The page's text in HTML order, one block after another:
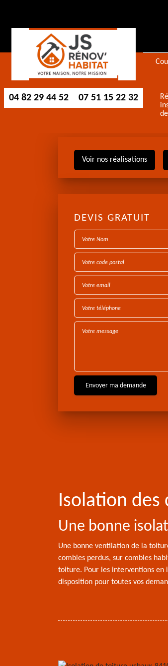
04 82 29 44 52 07 51 15 22 32
Voir nos réalisations
DEVIS GRATUIT
Isolation des
Une bonne
Une bonne ventilation de la
combles perdus, sur combles
toiture. Pour les interventions en
disposition pour toutes vos